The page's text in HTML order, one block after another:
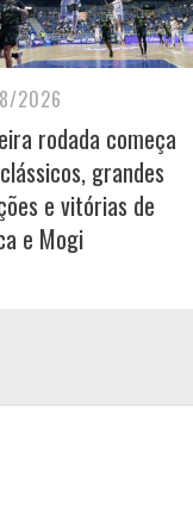
2026
rodada começa
grandes
e vitórias de
e Mogi